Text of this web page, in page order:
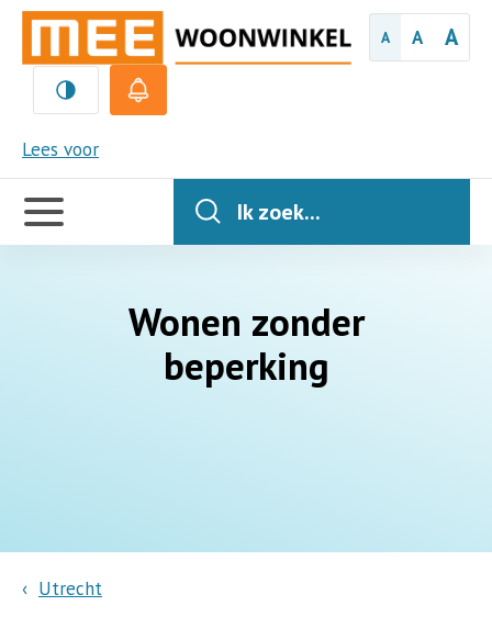
A A A
Lees voor
MEE
Handige
links
Ik zoek...
Wonen zonder
beperking
Utrecht